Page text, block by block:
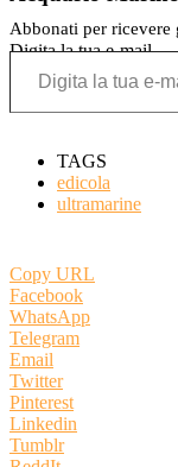
Abbonati per
Digita la tua e-mail...
TAGS
edicola
ultramarine
Copy URL
Facebook
WhatsApp
Telegram
Email
Twitter
Pinterest
Linkedin
Tumblr